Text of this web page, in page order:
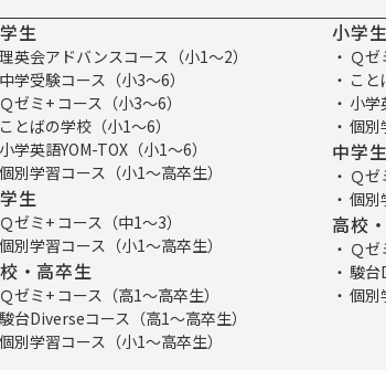
生
理英会アドバンスコース（小1～2）
中学受験コース（小3～6）
Ｑゼミ+ コース（小3～6）
ことばの学校（小1～6）
小学英語YOM-TOX（小1～6）
個別学習コース（小1～高卒生）
生
Ｑゼミ+ コース（中1～3）
個別学習コース（小1～高卒生）
・高卒生
Ｑゼミ+ コース（高1～高卒生）
駿台Diverseコース（高1～高卒生）
個別学習コース（小1～高卒生）
小学生
Ｑゼ
こと
小学
個別
中学生
Ｑゼ
個別
高校
Ｑゼ
駿台
個別